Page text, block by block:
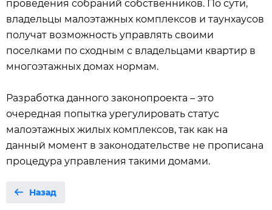
проведения собраний собственников. По сути,
владельцы малоэтажных комплексов и таунхаусов
получат возможность управлять своими
поселками по сходным с владельцами квартир в
многоэтажных домах нормам.
Разработка данного законопроекта – это
очередная попытка урегулировать статус
малоэтажных жилых комплексов, так как на
данный момент в законодательстве не прописана
процедура управления такими домами.
Назад